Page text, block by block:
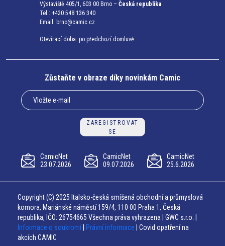
Výstaviště 405/1, 603 00 Brno – Česká republika
Tel.: +420 548 136 340
Email: brno@camic.cz
Otevírací doba: po předchozí domluvě
Zůstaňte v obraze díky novinkám Camic
ZAREGISTROVAT
SE
CamicNet
23.07.2026
CamicNet
09.07.2026
CamicNet
25.6.2026
Copyright (C) 2025 Italsko-česká smíšená obchodní a průmyslová
komora, Mariánské náměstí 159/4, 110 00 Praha 1, Česká
republika, IČO: 26754665 Všechna práva vyhrazena | GWC s.r.o. |
Informace o soukromí
Právní informace | Covid opatření na
akcích CAMIC